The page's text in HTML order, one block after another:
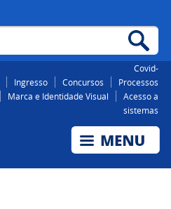
Covid-
Ingresso Concursos
Processos
Marca e Identidade Visual
Acesso a
sistemas